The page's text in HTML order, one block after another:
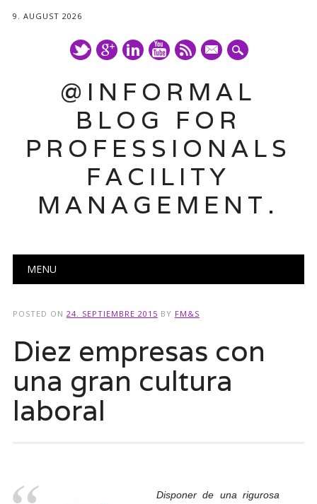
9. AUGUST 2026
mail
@INFORMAL
BLOG FOR
PROFESSIONALS
FACILITY
MANAGEMENT.
Main menu
MENU
POSTED ON 24. SEPTIEMBRE 2015 BY FM&S
Diez empresas con
una gran cultura
laboral
Disponer de una rigurosa